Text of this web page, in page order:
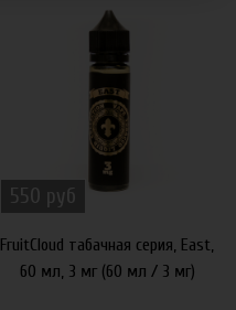
550 руб
FruitCloud табачная серия, East,
60 мл, 3 мг (60 мл / 3 мг)